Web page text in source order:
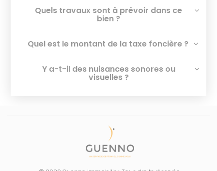
Quels travaux sont à prévoir dans ce
bien ?
Quel est le montant de la taxe foncière ?
Y a-t-il des nuisances sonores ou
visuelles ?